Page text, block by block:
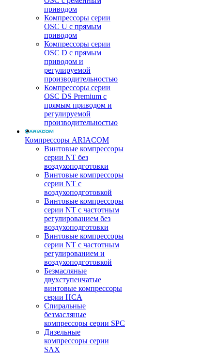
приводом
Компрессоры серии
OSC U с прямым
приводом
Компрессоры серии
OSC D с прямым
приводом и
регулируемой
производительностью
Компрессоры серии
OSC DS Premium с
прямым приводом и
регулируемой
производительностью
Компрессоры ARIACOM
Винтовые компрессоры
серии NT без
воздухоподготовки
Винтовые компрессоры
серии NT c
воздухоподготовкой
Винтовые компрессоры
серии NT с частотным
регулированием без
воздухоподготовки
Винтовые компрессоры
серии NT с частотным
регулированием и
воздухоподготовкой
Безмасляные
двухступенчатые
винтовые компрессоры
серии HCA
Спиральные
безмасляные
компрессоры серии SPC
Дизельные
компрессоры серии
SAX